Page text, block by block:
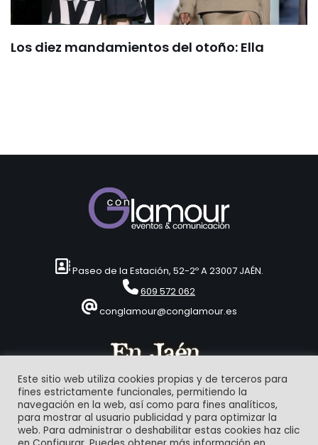
Los diez mandamientos del otoño: Ella
Paseo de la Estación, 52-2º A 23007 JAÉN.
609 572 062
conglamour@conglamour.es
Este sitio web utiliza cookies propias y de terceros para
fines estrictamente funcionales, permitiendo la
navegación en la web, así como para fines analíticos,
para mostrar al usuario publicidad y para optimizar la
web. Para administrar o deshabilitar estas cookies haz clic